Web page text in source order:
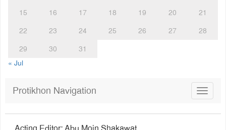
15
16 17 18 19 20
21
22
23 24 25 26 27
28
29
30
31
« Jul
Toggle
Protikhon Navigation